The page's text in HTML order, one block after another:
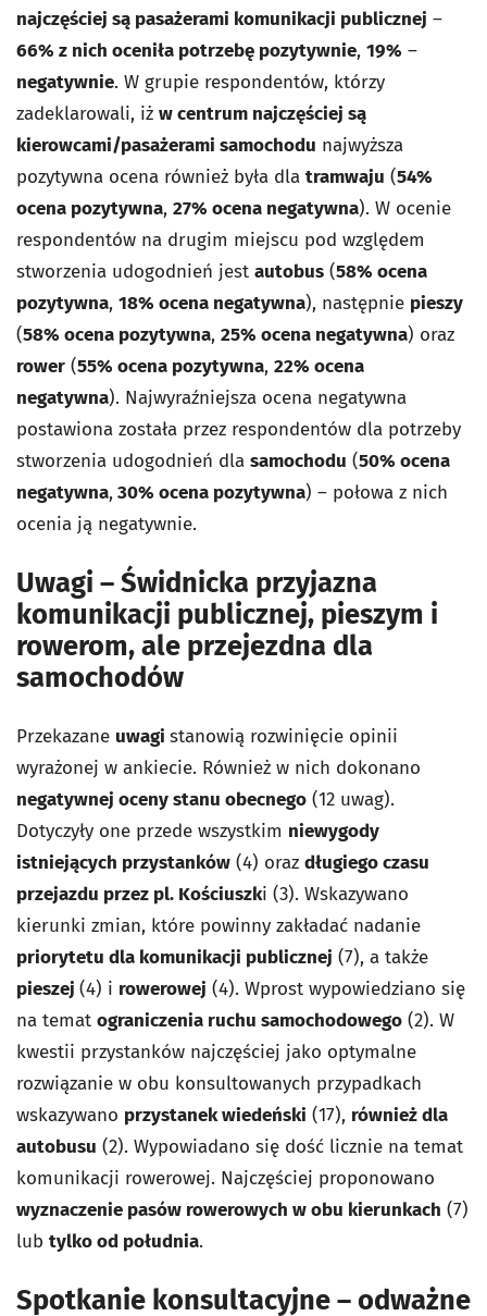
najczęściej są pasażerami komunikacji publicznej –
66% z nich oceniła potrzebę pozytywnie, 19% –
negatywnie. W grupie respondentów, którzy
zadeklarowali, iż w centrum najczęściej są
kierowcami/pasażerami samochodu najwyższa
pozytywna ocena również była dla tramwaju (54%
ocena pozytywna, 27% ocena negatywna). W ocenie
respondentów na drugim miejscu pod względem
stworzenia udogodnień jest autobus (58% ocena
pozytywna, 18% ocena negatywna), następnie pieszy
(58% ocena pozytywna, 25% ocena negatywna) oraz
rower (55% ocena pozytywna, 22% ocena
negatywna). Najwyraźniejsza ocena negatywna
postawiona została przez respondentów dla potrzeby
stworzenia udogodnień dla samochodu (50% ocena
negatywna,30% ocena pozytywna) – połowa z nich
ocenia ją negatywnie.
Uwagi – Świdnicka przyjazna
komunikacji publicznej, pieszym i
rowerom, ale przejezdna dla
samochodów
Przekazane uwagi stanowią rozwinięcie opinii
wyrażonej w ankiecie. Również w nich dokonano
negatywnej oceny stanu obecnego (12 uwag).
Dotyczyły one przede wszystkim niewygody
istniejących przystanków (4) oraz długiego czasu
przejazdu przez pl. Kościuszki (3). Wskazywano
kierunki zmian, które powinny zakładać nadanie
priorytetu dla komunikacji publicznej (7), a także
pieszej (4) i rowerowej (4). Wprost wypowiedziano się
na temat ograniczenia ruchu samochodowego (2). W
kwestii przystanków najczęściej jako optymalne
rozwiązanie w obu konsultowanych przypadkach
wskazywano przystanek wiedeński (17), również dla
autobusu (2). Wypowiadano się dość licznie na temat
komunikacji rowerowej. Najczęściej proponowano
wyznaczenie pasów rowerowych w obu kierunkach (7)
lub tylko od południa.
Spotkanie konsultacyjne – odważne